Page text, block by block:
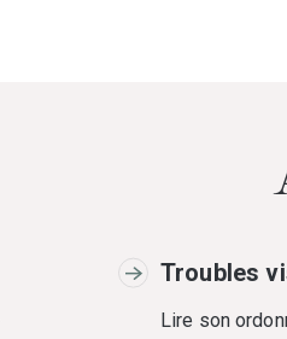
Troubles
Lire son